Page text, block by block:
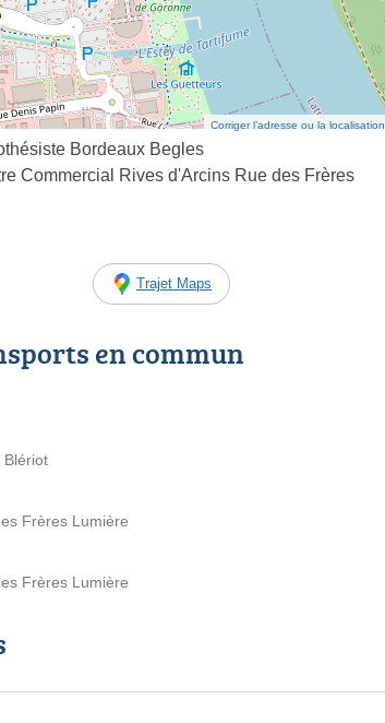
Corriger l’adresse ou la localisation
Bordeaux Begles
Commercial Rives d'Arcins Rue des Frères
Trajet Maps
en commun
Blériot
Frères Lumière
Frères Lumière